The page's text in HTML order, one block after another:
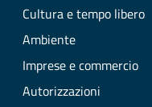
Cultura e tempo libero
Ambiente
Imprese e commercio
Autorizzazioni